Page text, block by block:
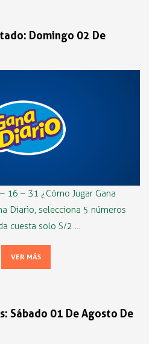
Domingo 02 De
16 – 31 ¿Cómo Jugar Gana
Diario, selecciona 5 números
cuesta solo S/2 …
VER MÁS
Sábado 01 De Agosto De